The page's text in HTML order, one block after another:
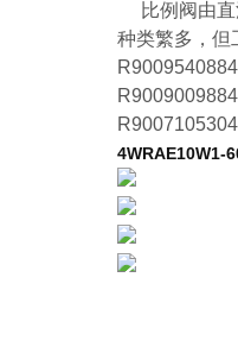
比例阀由直
种类繁多，但
4WRAE10W1-